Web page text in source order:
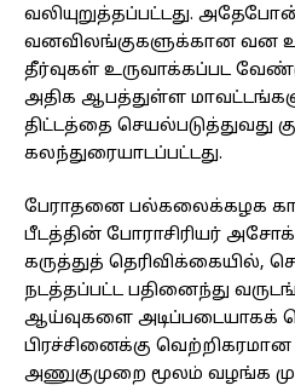
வலியுறுத்தப்பட்டது.
வனவிலங்குகளுக்கான வன
தீர்வுகள் உருவாக்கப்பட
அதிக ஆபத்துள்ள
திட்டத்தை செயல்படுத்துவது
கலந்துரையாடப்பட்டது.
பேராதனை பல்கலைக்கழக
பீடத்தின் போராசிரியர்
கருத்துத் தெரிவிக்கையில்,
நடத்தப்பட்ட பதினைந்து
ஆய்வுகளை அடிப்படையாகக்
பிரச்சினைக்கு
அணுகுமுறை மூலம் வழங்க